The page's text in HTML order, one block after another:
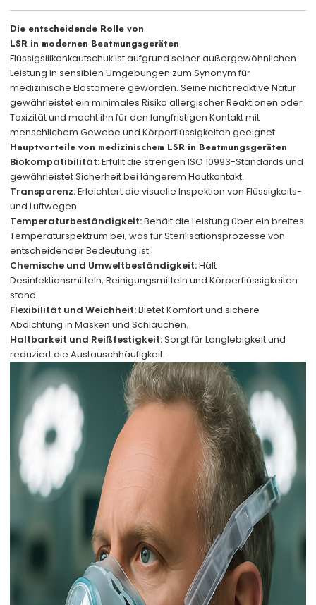
Die entscheidende Rolle von
LSR in modernen Beatmungsgeräten
Flüssigsilikonkautschuk ist aufgrund seiner außergewöhnlichen
Leistung in sensiblen Umgebungen zum Synonym für
medizinische Elastomere geworden. Seine nicht reaktive Natur
gewährleistet ein minimales Risiko allergischer Reaktionen oder
Toxizität und macht ihn für den langfristigen Kontakt mit
menschlichem Gewebe und Körperflüssigkeiten geeignet.
Hauptvorteile von medizinischem LSR in Beatmungsgeräten
Biokompatibilität:Erfüllt die strengen ISO 10993-Standards und
gewährleistet Sicherheit bei längerem Hautkontakt.
Transparenz:Erleichtert die visuelle Inspektion von Flüssigkeits-
und Luftwegen.
Temperaturbeständigkeit:Behält die Leistung über ein breites
Temperaturspektrum bei, was für Sterilisationsprozesse von
entscheidender Bedeutung ist.
Chemische und Umweltbeständigkeit:Hält
Desinfektionsmitteln, Reinigungsmitteln und Körperflüssigkeiten
stand.
Flexibilität und Weichheit:Bietet Komfort und sichere
Abdichtung in Masken und Schläuchen.
Haltbarkeit und Reißfestigkeit:Sorgt für Langlebigkeit und
reduziert die Austauschhäufigkeit.